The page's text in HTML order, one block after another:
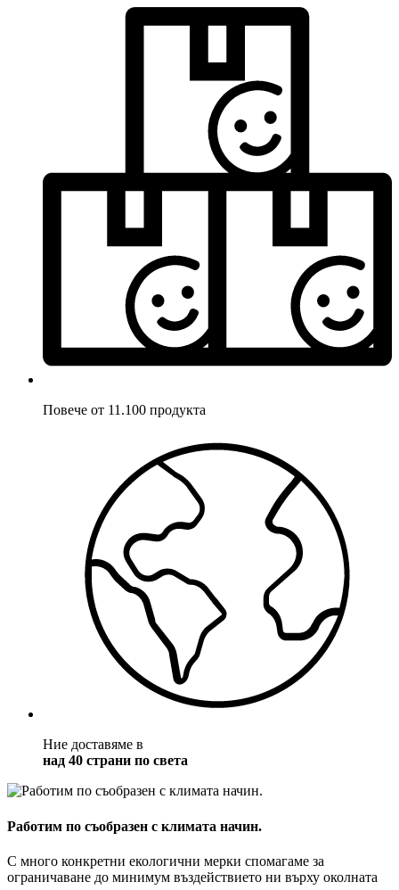
Повече от 11.100 продукта
Ние доставяме в
над 40 страни по света
Работим по съобразен с климата начин.
С много конкретни екологични мерки спомагаме за
ограничаване до минимум въздействието ни върху околната